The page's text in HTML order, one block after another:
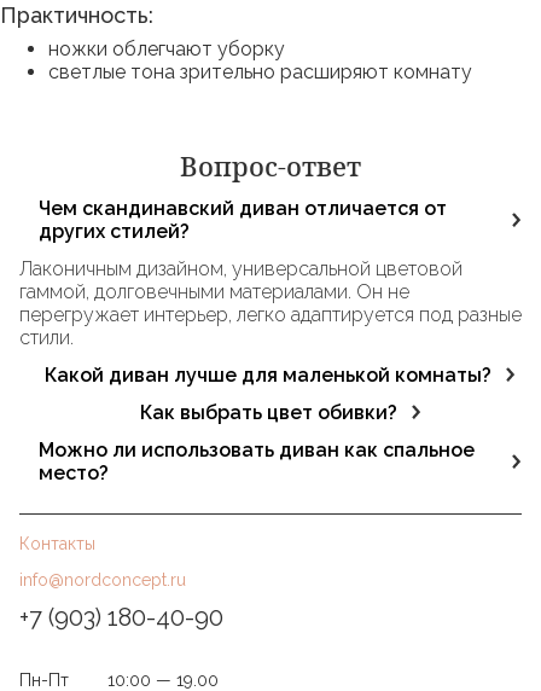
Практичность:
ножки облегчают уборку
светлые тона зрительно расширяют комнату
Вопрос-ответ
Чем скандинавский диван отличается от
других стилей?
Лаконичным дизайном, универсальной цветовой
гаммой, долговечными материалами. Он не
перегружает интерьер, легко адаптируется под разные
стили.
Какой диван лучше для маленькой комнаты?
Компактные софы, угловые или модульные модели.
удобны в уходе.
Как выбрать цвет обивки?
Серый, бежевый, белый, пастельные оттенки — самые
универсальные. Яркие акценты можно добавить с
Можно ли использовать диван как спальное
место?
Да, при условии, что выбран надёжный механизм
трансформации. Особенно это актуально для квартир-
студий, гостиных с ограниченным пространством.
Контакты
info@nordconcept.ru
+7 (903) 180-40-90
Пн-Пт
10:00 — 19.00